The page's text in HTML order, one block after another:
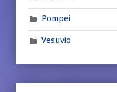
Pompei
Vesuvio